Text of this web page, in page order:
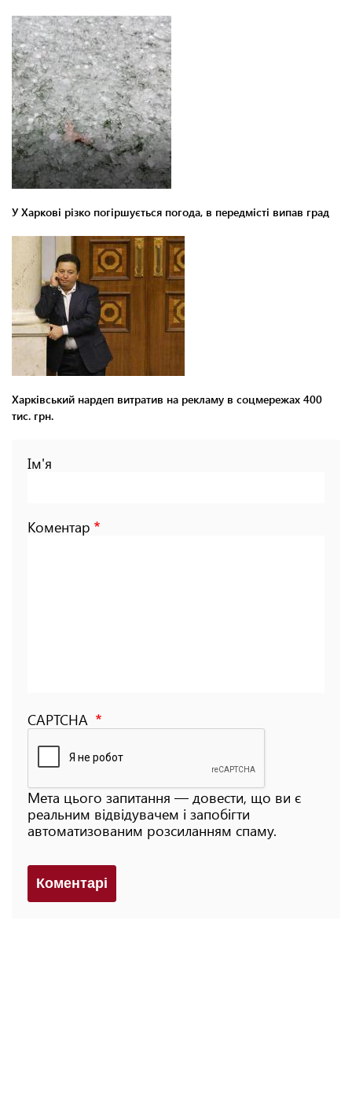
У Харкові різко погіршується погода, в передмісті випав град
Харківський нардеп витратив на рекламу в соцмережах 400
тис. грн.
Ім'я
Коментар
CAPTCHA
Мета цього запитання — довести, що ви є
реальним відвідувачем і запобігти
автоматизованим розсиланням спаму.
Коментарi